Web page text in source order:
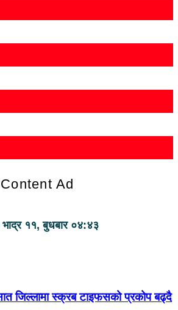
Ad
११, बुधबार ०४:४३
जिल्लामा स्क्रब टाइफसको प्रकोप बढ्दै